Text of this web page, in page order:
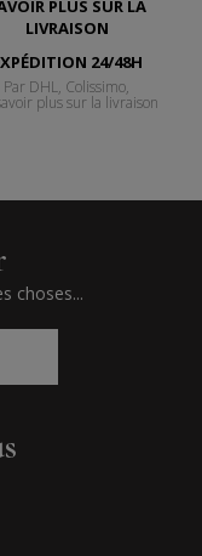
24/48H
Par DHL, Colissimo,
plus sur la livraison
choses...